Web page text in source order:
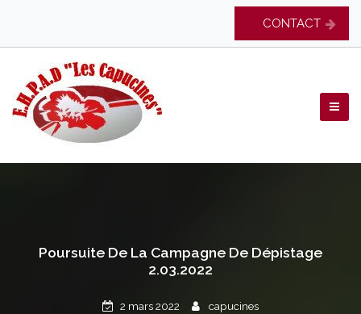
content
CONTACT
EHPAD Les Capucines
Poursuite De La Campagne De Dépistage
2.03.2022
2 mars 2022 capucines